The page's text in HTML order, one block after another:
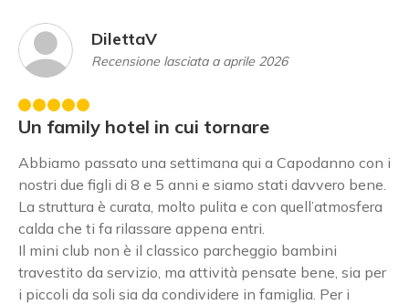
DilettaV
Recensione lasciata a aprile 2026
Un family hotel in cui tornare
Abbiamo passato una settimana qui a Capodanno con i
nostri due figli di 8 e 5 anni e siamo stati davvero bene.
La struttura è curata, molto pulita e con quell’atmosfera
calda che ti fa rilassare appena entri.
Il mini club non è il classico parcheggio bambini
travestito da servizio, ma attività pensate bene, sia per
i piccoli da soli sia da condividere in famiglia. Per i